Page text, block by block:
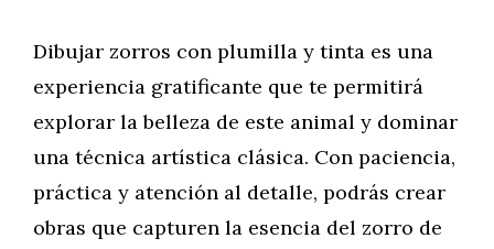
Dibujar zorros con plumilla y tinta es una
experiencia gratificante que te permitirá
explorar la belleza de este animal y dominar
una técnica artística clásica. Con paciencia,
práctica y atención al detalle, podrás crear
obras que capturen la esencia del zorro de